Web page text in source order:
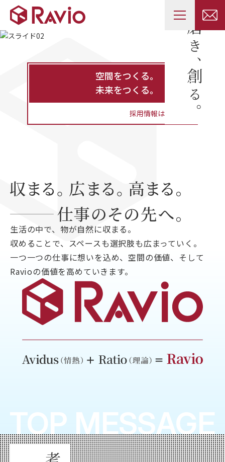
空間をつくる。
未来をつくる。
採用情報はこちら
生活の中で、物が自然に収まる。
収めることで、スペースも選択肢も広まっていく。
一つ一つの仕事に想いを込め、空間の価値、そして
Ravioの価値を高めていきます。
TOP MESSAGE